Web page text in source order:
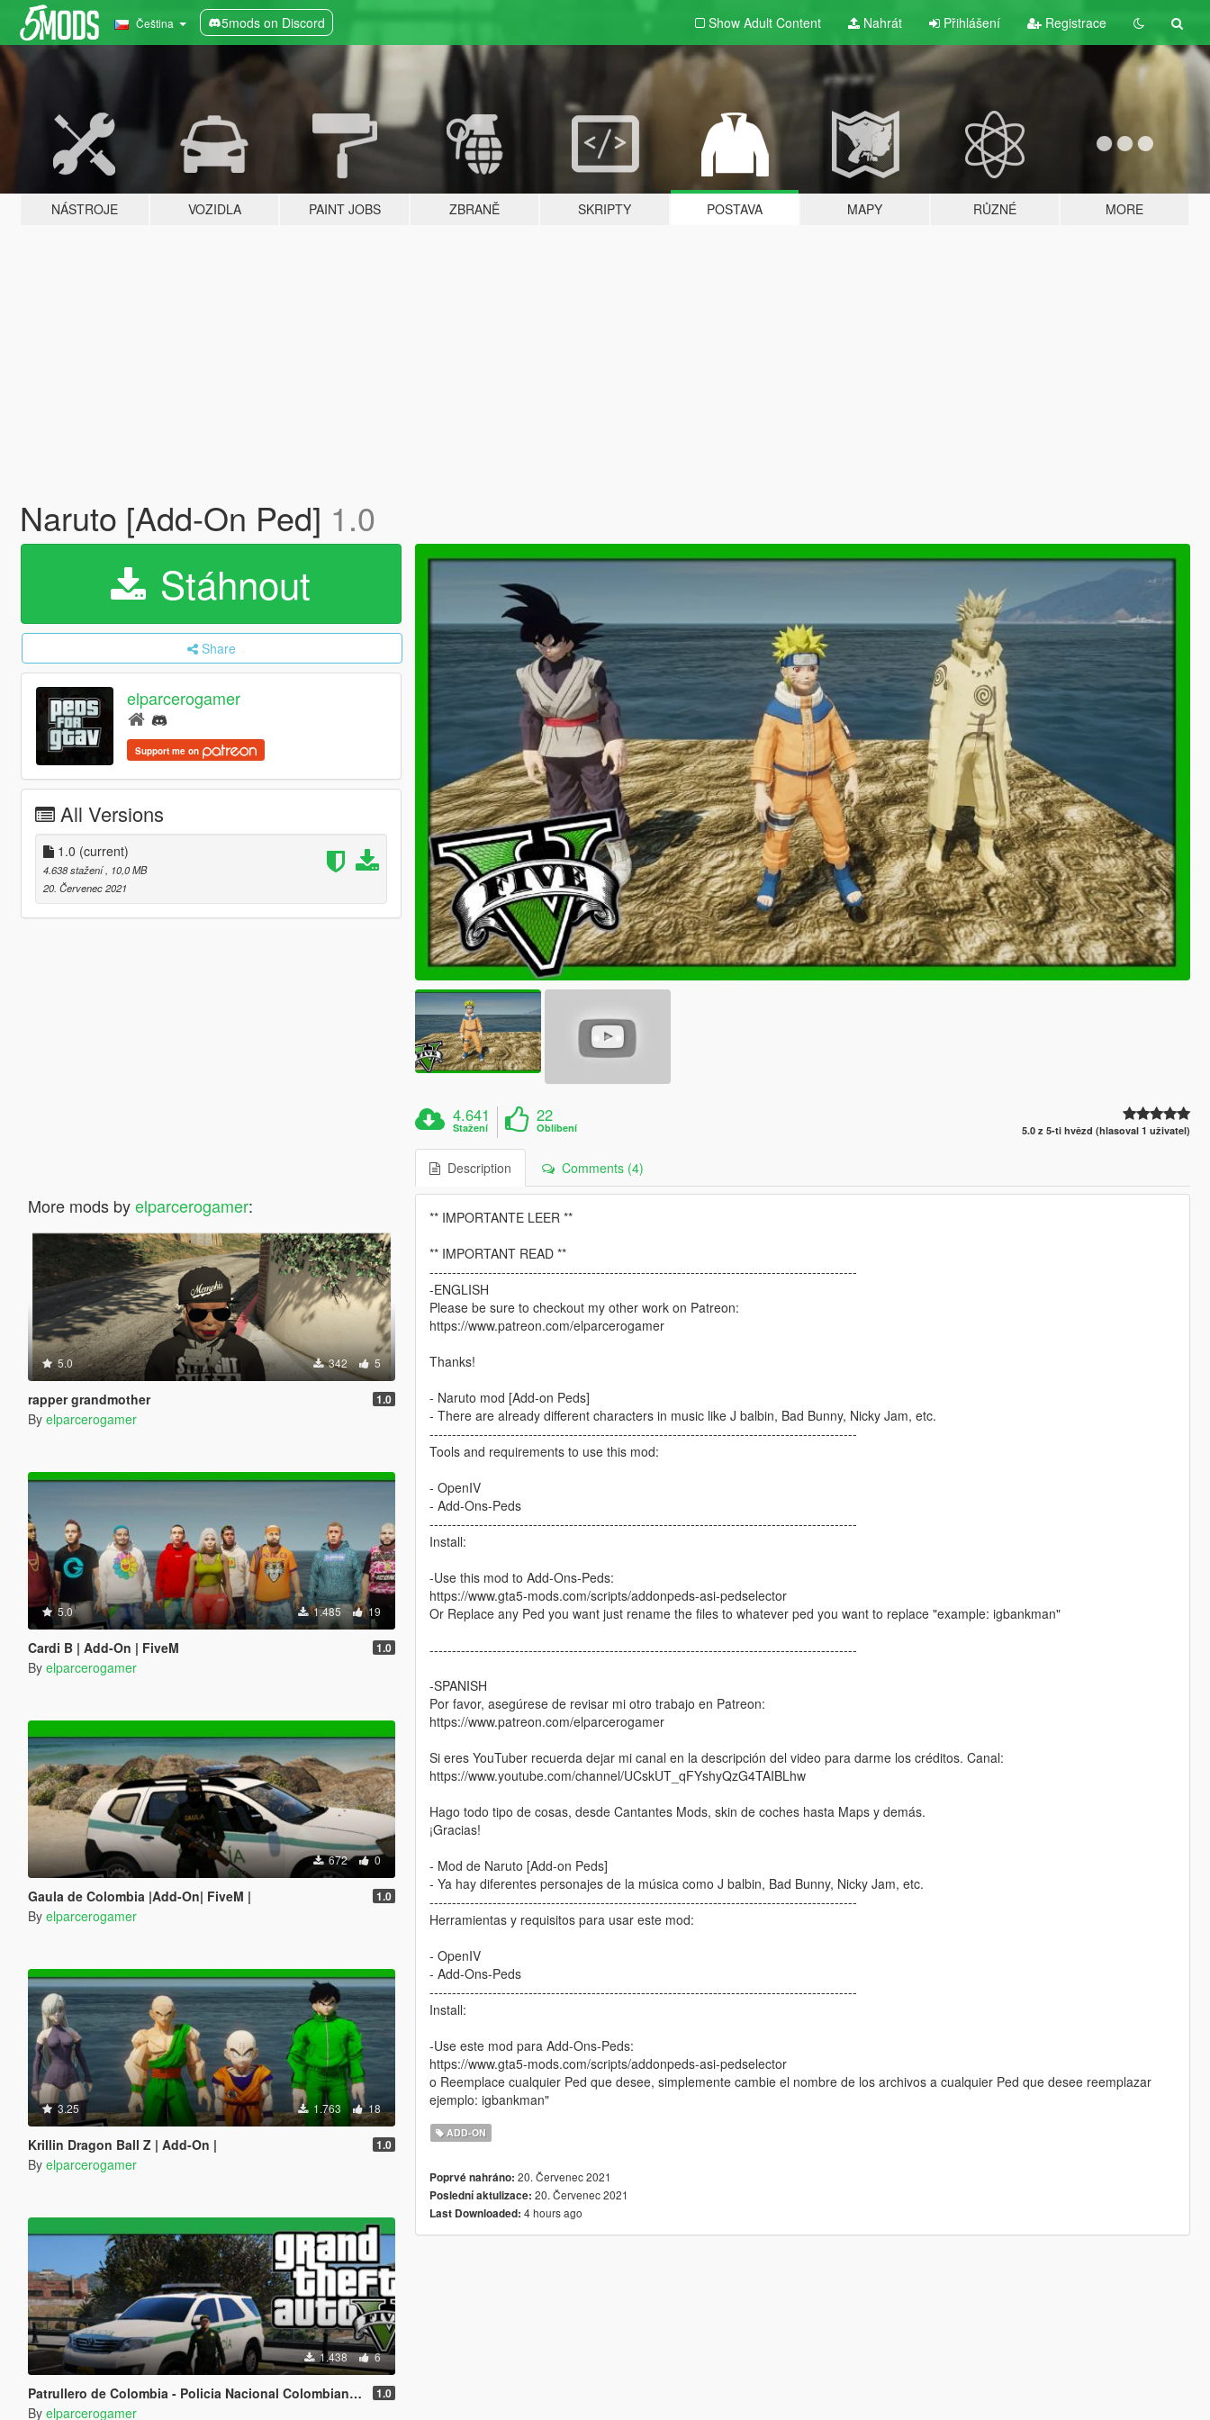
Čeština 5mods on Discord Show Adult Content Nahrát Přihlášení Registrace
NÁSTROJE VOZIDLA PAINT JOBS ZBRANĚ SKRIPTY POSTAVA MAPY RŮZNÉ MORE
Naruto [Add-On Ped] 1.0
Stáhnout
Share
elparcerogamer
Support me on
All Versions
1.0 (current)
4.638 stažení , 10,0 MB
20. Červenec 2021
More mods byelparcerogamer:
5.0 342 5
rapper grandmother 1.0
By elparcerogamer
5.0 1.485 19
Cardi B | Add-On | FiveM 1.0
By elparcerogamer
672 0
Gaula de Colombia |Add-On| FiveM | 1.0
By elparcerogamer
3.25 1.763 18
Krillin Dragon Ball Z | Add-On | 1.0
By elparcerogamer
1.438 6
Patrullero de Colombia - Policia Nacional Colombiana [Add-On] FiveM | 1.0
By elparcerogamer
4.641
Stažení
22
Oblíbení 5.0 z 5-ti hvězd (hlasoval 1 uživatel)
Description Comments (4)
** IMPORTANTE LEER **
** IMPORTANT READ **
-----------------------------------------------------------------------------------------------
-ENGLISH
Please be sure to checkout my other work on Patreon:
https://www.patreon.com/elparcerogamer
Thanks!
- Naruto mod [Add-on Peds]
- There are already different characters in music like J balbin, Bad Bunny, Nicky Jam, etc.
-----------------------------------------------------------------------------------------------
Tools and requirements to use this mod:
- OpenIV
- Add-Ons-Peds
-----------------------------------------------------------------------------------------------
Install:
-Use this mod to Add-Ons-Peds:
https://www.gta5-mods.com/scripts/addonpeds-asi-pedselector
Or Replace any Ped you want just rename the files to whatever ped you want to replace "example: igbankman"
-----------------------------------------------------------------------------------------------
-SPANISH
Por favor, asegúrese de revisar mi otro trabajo en Patreon:
https://www.patreon.com/elparcerogamer
Si eres YouTuber recuerda dejar mi canal en la descripción del video para darme los créditos. Canal:
https://www.youtube.com/channel/UCskUT_qFYshyQzG4TAIBLhw
Hago todo tipo de cosas, desde Cantantes Mods, skin de coches hasta Maps y demás.
¡Gracias!
- Mod de Naruto [Add-on Peds]
- Ya hay diferentes personajes de la música como J balbin, Bad Bunny, Nicky Jam, etc.
-----------------------------------------------------------------------------------------------
Herramientas y requisitos para usar este mod:
- OpenIV
- Add-Ons-Peds
-----------------------------------------------------------------------------------------------
Install:
-Use este mod para Add-Ons-Peds:
https://www.gta5-mods.com/scripts/addonpeds-asi-pedselector
o Reemplace cualquier Ped que desee, simplemente cambie el nombre de los archivos a cualquier Ped que desee reemplazar
ejemplo: igbankman"
ADD-ON
Poprvé nahráno: 20. Červenec 2021
Poslední aktulizace: 20. Červenec 2021
Last Downloaded: 4 hours ago